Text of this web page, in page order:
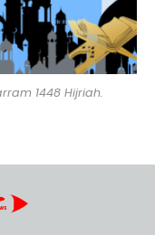
1448 Hijriah.